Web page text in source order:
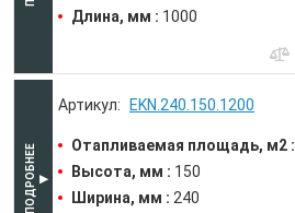
Длина, мм : 1000
EKN.240.150.1200
Отапливаемая площадь, м2 :
Высота, мм : 150
Ширина, мм : 240